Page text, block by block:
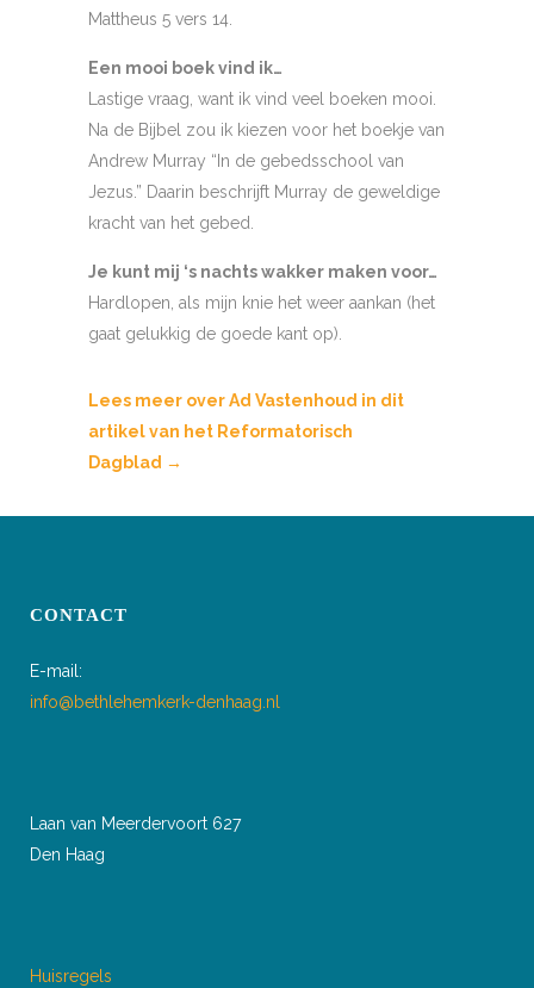
Mattheus 5 vers 14.
Een mooi boek vind ik…
Lastige vraag, want ik vind veel boeken mooi.
Na de Bijbel zou ik kiezen voor het boekje van
Andrew Murray “In de gebedsschool van
Jezus.” Daarin beschrijft Murray de geweldige
kracht van het gebed.
Je kunt mij ‘s nachts wakker maken voor…
Hardlopen, als mijn knie het weer aankan (het
gaat gelukkig de goede kant op).
Lees meer over Ad Vastenhoud in dit
artikel van het Reformatorisch
Dagblad →
CONTACT
E-mail:
info@bethlehemkerk-denhaag.nl
Laan van Meerdervoort 627
Den Haag
Huisregels